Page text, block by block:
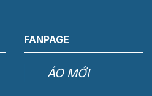
FANPAGE
ÁO MỚI